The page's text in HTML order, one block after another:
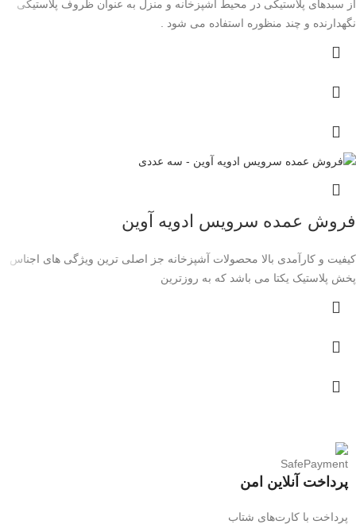
از سبدهای پلاستیکی در محیط آشپزخانه و منزل به ‌عنوان ظروف پلاستیکی
نگهدارنده و چند منظوره استفاده می شود .
فروش عمده سرویس ادویه آوین
کیفیت و کارآمدی بالا محصولات آشپزخانه جز اصلی ترین ویژگی های اجناس
پخش پلاستیک یکتا می باشد که به روزترین
پرداخت آنلاین امن
پرداخت با کارت‌های شتاب